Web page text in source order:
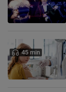
45 min